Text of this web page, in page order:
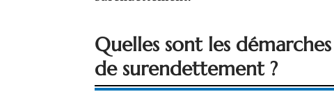
Quelles sont les
de surendettement ?